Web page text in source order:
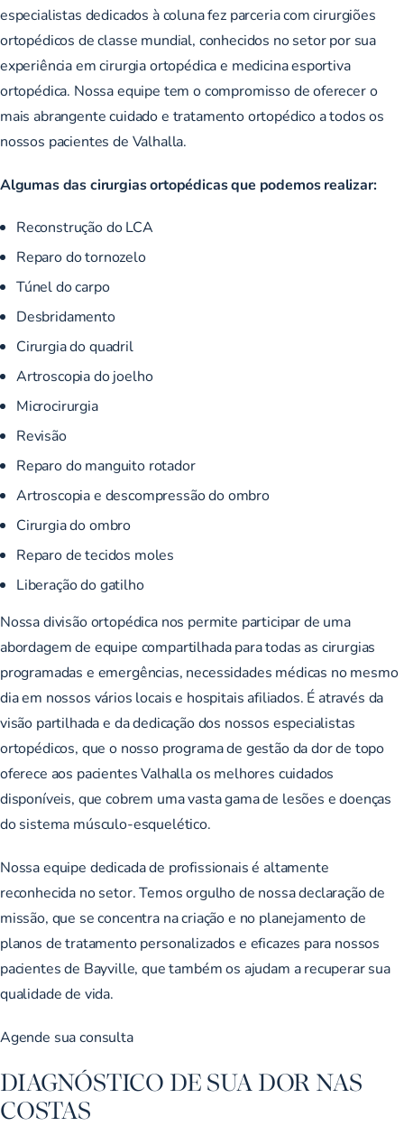
especialistas dedicados à coluna fez parceria com cirurgiões
ortopédicos de classe mundial, conhecidos no setor por sua
experiência em cirurgia ortopédica e medicina esportiva
ortopédica. Nossa equipe tem o compromisso de oferecer o
mais abrangente cuidado e tratamento ortopédico a todos os
nossos pacientes de Valhalla.
Algumas das cirurgias ortopédicas que podemos realizar:
Reconstrução do LCA
Reparo do tornozelo
Túnel do carpo
Desbridamento
Cirurgia do quadril
Artroscopia do joelho
Microcirurgia
Revisão
Reparo do manguito rotador
Artroscopia e descompressão do ombro
Cirurgia do ombro
Reparo de tecidos moles
Liberação do gatilho
Nossa divisão ortopédica nos permite participar de uma
abordagem de equipe compartilhada para todas as cirurgias
programadas e emergências, necessidades médicas no mesmo
dia em nossos vários locais e hospitais afiliados. É através da
visão partilhada e da dedicação dos nossos especialistas
ortopédicos, que o nosso programa de gestão da dor de topo
oferece aos pacientes Valhalla os melhores cuidados
disponíveis, que cobrem uma vasta gama de lesões e doenças
do sistema músculo-esquelético.
Nossa equipe dedicada de profissionais é altamente
reconhecida no setor. Temos orgulho de nossa declaração de
missão, que se concentra na criação e no planejamento de
planos de tratamento personalizados e eficazes para nossos
pacientes de Bayville, que também os ajudam a recuperar sua
qualidade de vida.
Agende sua consulta
DIAGNÓSTICO DE SUA DOR NAS
COSTAS